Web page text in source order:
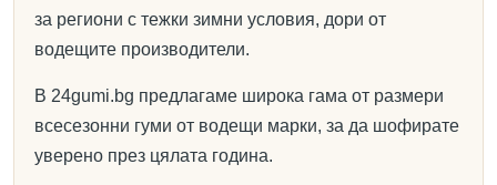
за региони с тежки зимни условия, дори от
водещите производители.
В 24gumi.bg предлагаме широка гама от размери
всесезонни гуми от водещи марки, за да шофирате
уверено през цялата година.